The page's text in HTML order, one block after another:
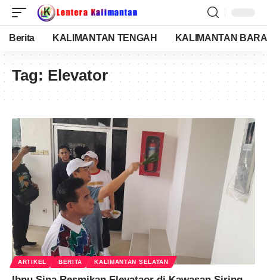
Berita KALIMANTAN TENGAH KALIMANTAN
Tag: Elevator
ARTIKEL BERITA KALIMANTAN SELATAN